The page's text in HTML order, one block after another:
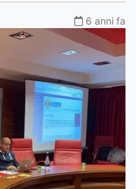
6 anni fa